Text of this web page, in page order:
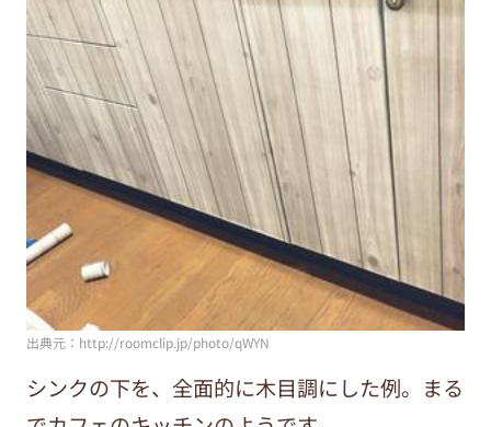
出典元：http://roomclip.jp/photo/qWYN
シンクの下を、全面的に木目調にした例。まる